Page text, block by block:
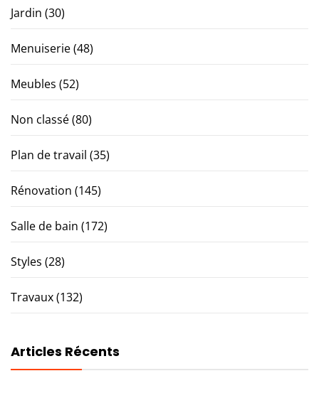
Jardin (30)
Menuiserie(48)
Meubles (52)
Non classé(80)
Plan de travail (35)
Rénovation (145)
Salle de bain (172)
Styles (28)
Travaux(132)
Articles Récents